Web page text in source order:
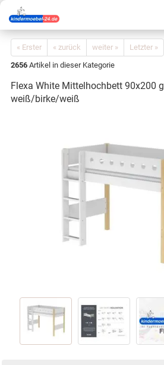
« Erster « zurück weiter »
Letzter »
2656 Artikel in dieser Kategorie
Flexa White Mittelhochbett 90x200
weiß/birke/weiß